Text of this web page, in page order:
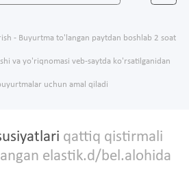
- Buyurtma to'langan paytdan boshlab 2 soat
va yo'riqnomasi veb-saytda ko'rsatilganidan
uchun amal qiladi
qattiq qistirmali
elastik.d/bel.alohida